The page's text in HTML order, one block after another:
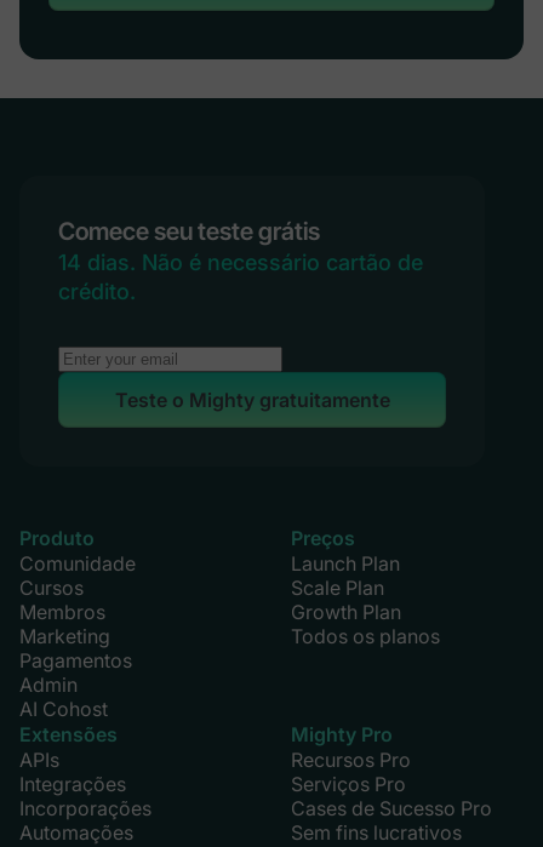
Comece seu teste grátis
14 dias. Não é necessário cartão de
crédito.
Teste o Mighty gratuitamente
Produto
Comunidade
Cursos
Membros
Marketing
Pagamentos
Admin
AI Cohost
Extensões
APIs
Integrações
Incorporações
Automações
Preços
Launch Plan
Scale Plan
Growth Plan
Todos os planos
Mighty Pro
Recursos Pro
Serviços Pro
Cases de Sucesso Pro
Sem fins lucrativos